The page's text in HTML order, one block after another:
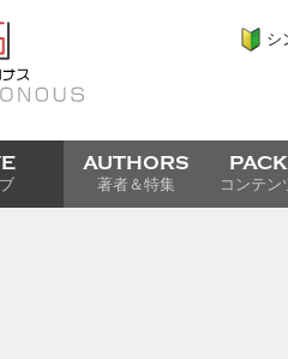
シ
AUTHORS
著者＆特集 コンテン